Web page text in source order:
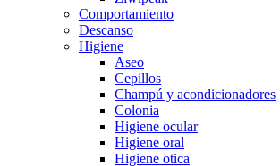
Comportamiento
Descanso
Higiene
Aseo
Cepillos
Champú y acondicionadores
Colonia
Higiene ocular
Higiene oral
Higiene otica